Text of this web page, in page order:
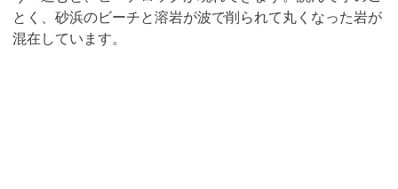
とく、砂浜のビーチと溶岩が波で削られて丸くなった岩が
混在しています。